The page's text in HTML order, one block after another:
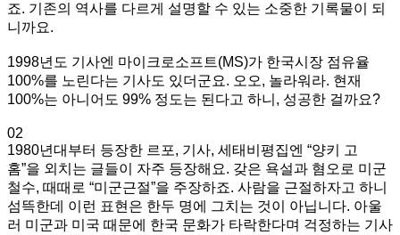
죠. 기존의 역사를 다르게 설명할 수 있는 소중한 기록물이 되
니까요.
1998년도 기사엔 마이크로소프트(MS)가 한국시장 점유율
100%를 노린다는 기사도 있더군요. 오오, 놀라워라. 현재
100%는 아니어도 99% 정도는 된다고 하니, 성공한 걸까요?
02
1980년대부터 등장한 르포, 기사, 세태비평집엔 “양키 고
홈”을 외치는 글들이 자주 등장해요. 갖은 욕설과 혐오로 미군
철수, 때때로 “미군근절”을 주장하죠. 사람을 근절하자고 하니
섬뜩한데 이런 표현은 한두 명에 그치는 것이 아닙니다. 아울
러 미군과 미국 때문에 한국 문화가 타락한다며 걱정하는 기사